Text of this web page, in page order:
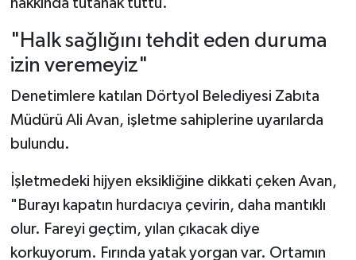
"Halk sağlığını tehdit eden duruma
izin veremeyiz"
Denetimlere katılan Dörtyol Belediyesi Zabıta
Müdürü Ali Avan, işletme sahiplerine uyarılarda
bulundu.
İşletmedeki hijyen eksikliğine dikkati çeken Avan,
"Burayı kapatın hurdacıya çevirin, daha mantıklı
olur. Fareyi geçtim, yılan çıkacak diye
korkuyorum. Fırında yatak yorgan var. Ortamın